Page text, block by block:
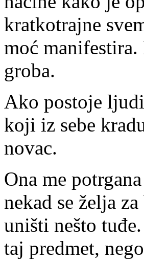
kratkotrajne
moć
groba.
Ako postoje
koji iz sebe
novac.
Ona me
nekad se želja
uništi nešto
taj predmet,